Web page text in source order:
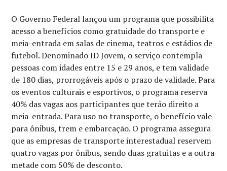
O Governo Federal lançou um programa que possibilita
acesso a benefícios como gratuidade do transporte e
meia-entrada em salas de cinema, teatros e estádios de
futebol. Denominado ID Jovem, o serviço contempla
pessoas com idades entre 15 e 29 anos, e tem validade
de 180 dias, prorrogáveis após o prazo de validade. Para
os eventos culturais e esportivos, o programa reserva
40% das vagas aos participantes que terão direito a
meia-entrada. Para uso no transporte, o benefício vale
para ônibus, trem e embarcação. O programa assegura
que as empresas de transporte interestadual reservem
quatro vagas por ônibus, sendo duas gratuitas e a outra
metade com 50% de desconto.